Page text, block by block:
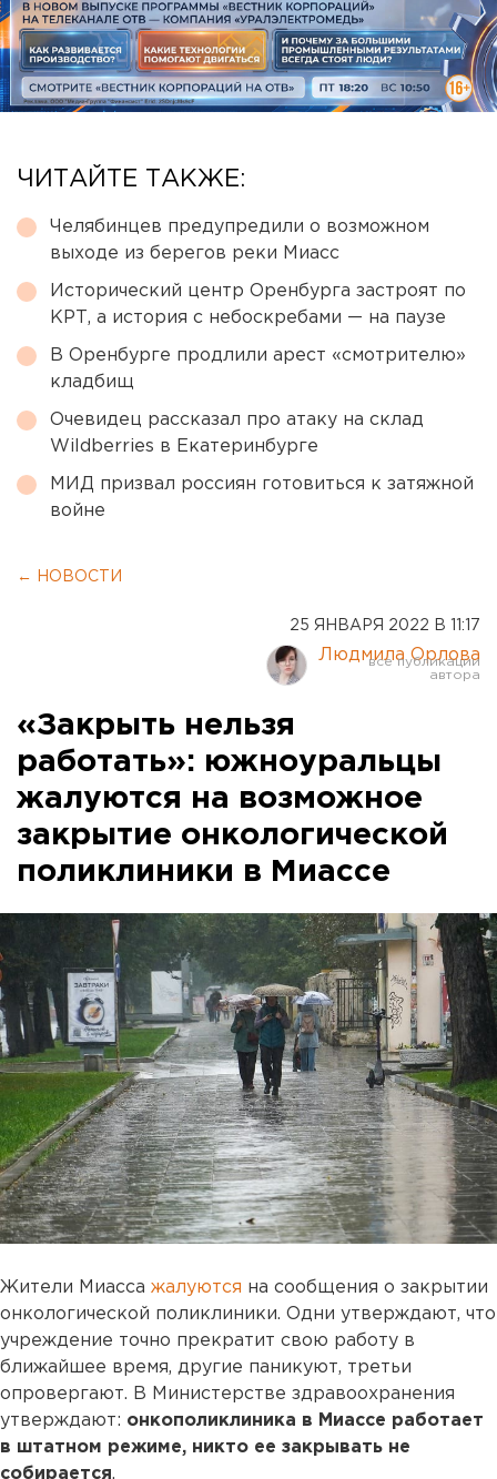
ЧИТАЙТЕ ТАКЖЕ:
Челябинцев предупредили о возможном
выходе из берегов реки Миасс
Исторический центр Оренбурга застроят по
КРТ, а история с небоскребами — на паузе
В Оренбурге продлили арест «смотрителю»
кладбищ
Очевидец рассказал про атаку на склад
Wildberries в Екатеринбурге
МИД призвал россиян готовиться к затяжной
войне
← НОВОСТИ
25 ЯНВАРЯ 2022 В 11:17
Людмила Орлова
«Закрыть нельзя
работать»: южноуральцы
жалуются на возможное
закрытие онкологической
поликлиники в Миассе
Жители Миасса жалуются на сообщения о закрытии
онкологической поликлиники. Одни утверждают, что
учреждение точно прекратит свою работу в
ближайшее время, другие паникуют, третьи
опровергают. В Министерстве здравоохранения
утверждают: онкополиклиника в Миассе работает
в штатном режиме, никто ее закрывать не
собирается.